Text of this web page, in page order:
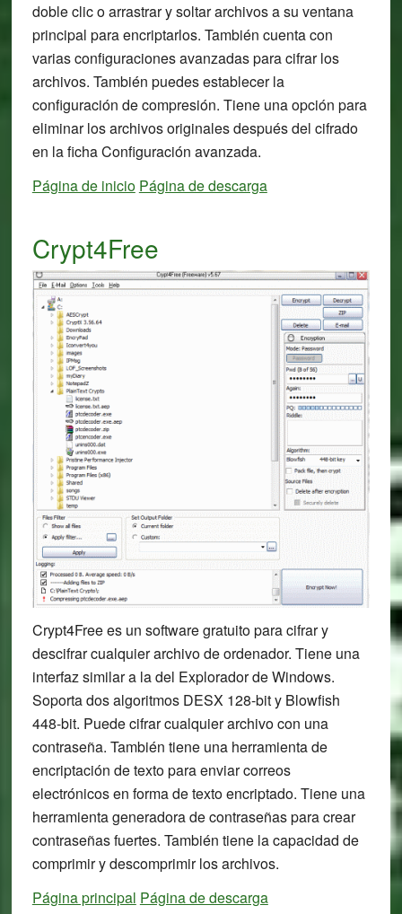
doble clic o arrastrar y soltar archivos a su ventana
principal para encriptarlos. También cuenta con
varias configuraciones avanzadas para cifrar los
archivos. También puedes establecer la
configuración de compresión. Tiene una opción para
eliminar los archivos originales después del cifrado
en la ficha Configuración avanzada.
Página de inicio Página de descarga
Crypt4Free
Crypt4Free es un software gratuito para cifrar y
descifrar cualquier archivo de ordenador. Tiene una
interfaz similar a la del Explorador de Windows.
Soporta dos algoritmos DESX 128-bit y Blowfish
448-bit. Puede cifrar cualquier archivo con una
contraseña. También tiene una herramienta de
encriptación de texto para enviar correos
electrónicos en forma de texto encriptado. Tiene una
herramienta generadora de contraseñas para crear
contraseñas fuertes. También tiene la capacidad de
comprimir y descomprimir los archivos.
Página principal Página de descarga